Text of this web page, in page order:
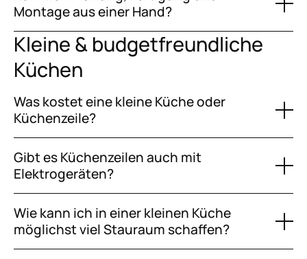
Montage aus einer Hand?
Kleine & budgetfreundliche
Küchen
Was kostet eine kleine Küche oder
Küchenzeile?
Gibt es Küchenzeilen auch mit
Elektrogeräten?
Wie kann ich in einer kleinen Küche
möglichst viel Stauraum schaffen?